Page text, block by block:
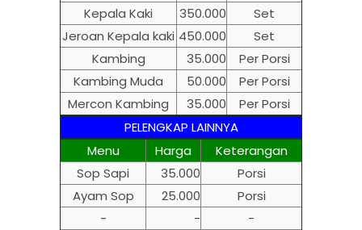
Kepala Kaki
350.000
Set
Jeroan Kepala kaki 450.000
Set
Kambing
35.000
Per Porsi
Kambing Muda
50.000
Per Porsi
Mercon Kambing
35.000
Per Porsi
PELENGKAP LAINNYA
Menu
Harga
Keterangan
Sop Sapi
35.000
Porsi
Ayam Sop
25.000
Porsi
-
-
-